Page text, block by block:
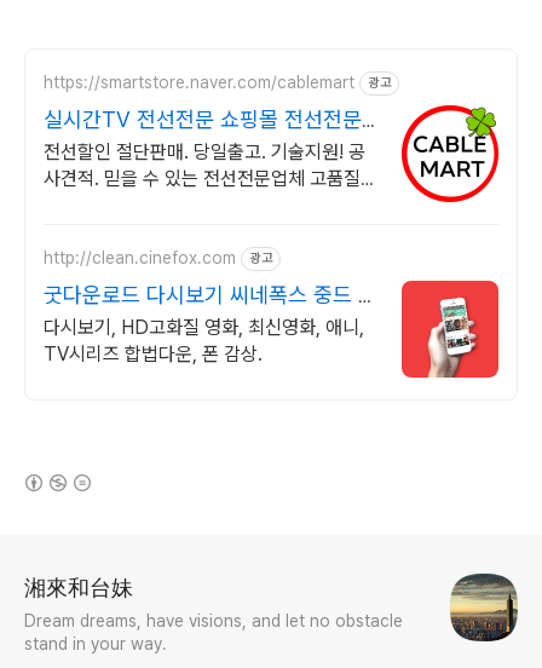
https://smartstore.naver.com/cablemart 광고
실시간TV 전선전문 쇼핑몰 전선전문
할인판매 당일출고
전선할인 절단판매. 당일출고. 기술지원! 공
사견적. 믿을 수 있는 전선전문업체 고품질
http://clean.cinefox.com 광고
굿다운로드 다시보기 씨네폭스 중드 일
드 30%할인
다시보기, HD고화질 영화, 최신영화, 애니,
TV시리즈 합법다운, 폰 감상.
湘來和台妹
Dream dreams, have visions, and let no obstacle
stand in your way.